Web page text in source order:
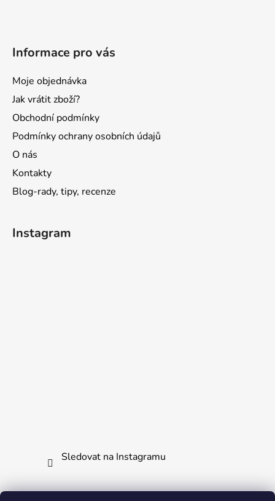
Informace pro vás
Moje objednávka
Jak vrátit zboží?
Obchodní podmínky
Podmínky ochrany osobních údajů
O nás
Kontakty
Blog-rady, tipy, recenze
Instagram
Sledovat na Instagramu